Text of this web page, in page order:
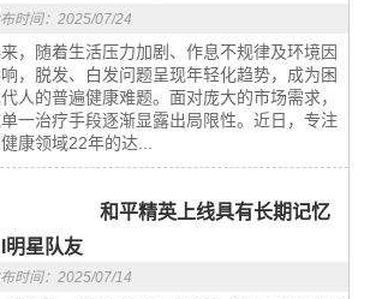
时间：2025/07/24
，随着生活压力加剧、作息不规律及环境因
，脱发、白发问题呈现年轻化趋势，成为困
人的普遍健康难题。面对庞大的市场需求，
一治疗手段逐渐显露出局限性。近日，专注
康领域22年的达...
和平精英上线具有长期记忆
明星队友
时间：2025/07/14